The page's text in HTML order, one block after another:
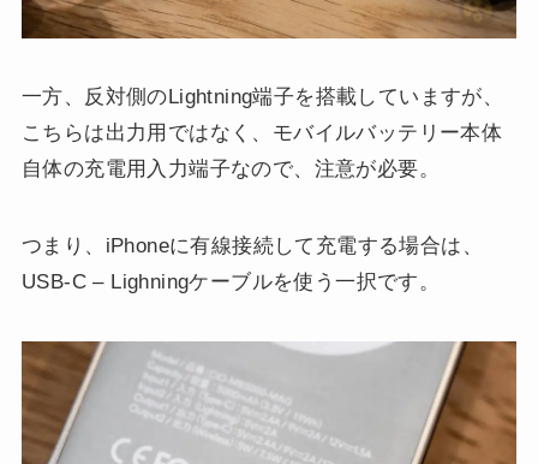
一方、反対側のLightning端子を搭載していますが、
こちらは出力用ではなく、モバイルバッテリー本体
自体の充電用入力端子なので、注意が必要。
つまり、iPhoneに有線接続して充電する場合は、
USB-C – Lighningケーブルを使う一択です。